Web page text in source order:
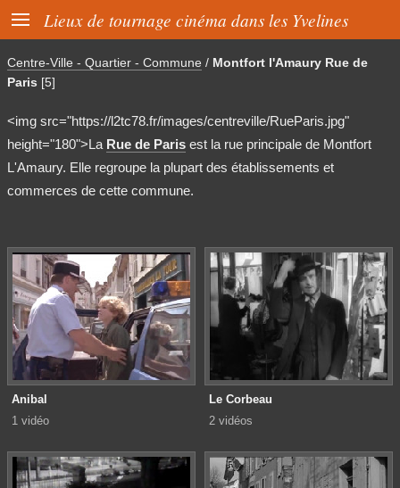
 Lieux de tournage cinéma dans les Yvelines
Centre-Ville - Quartier - Commune / Montfort l'Amaury Rue de
Paris [5]
<img src="https://l2tc78.fr/images/centreville/RueParis.jpg"
height="180">La Rue de Paris est la rue principale de Montfort
L'Amaury. Elle regroupe la plupart des établissements et
commerces de cette commune.
Anibal
1 vidéo
Le Corbeau
2 vidéos